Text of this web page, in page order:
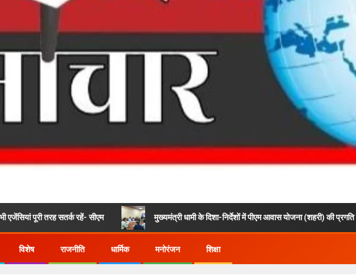
तरह सतर्क रहें- सीएम मुख्यमंत्री धामी के दिशा-निर्देशों में पीएम आवास योजना (शहरी) की प्रगति की हुई
विशेष राजनीति धार्मिक मनोरंजन शिक्षा